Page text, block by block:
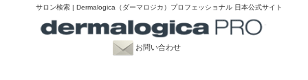
サロン検索 | Dermalogica（ダーマロジカ）プロフェッショナル 日本公式サイト
お問い合わせ